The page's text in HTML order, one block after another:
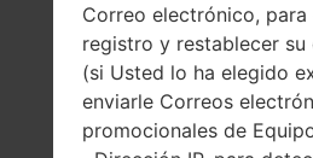
Correo electrónico,
registro y restablecer su
(si Usted lo ha elegido
enviarle Correos
promocionales de